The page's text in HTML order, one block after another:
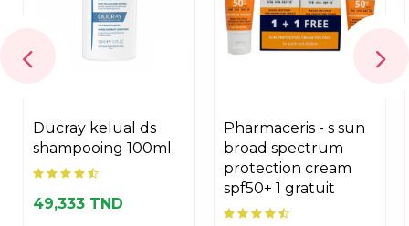
ducray kelual ds
shampooing 100ml
49,333 TND
pharmaceris - s sun
broad spectrum
protection cream
spf50+ 1 gratuit